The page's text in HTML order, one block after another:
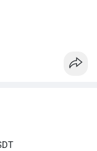
cảm xúc, ưu